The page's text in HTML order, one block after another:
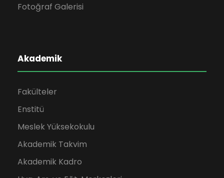
Fotoğraf Galerisi
Akademik
Fakülteler
Enstitü
Meslek Yüksekokulu
Akademik Takvim
Akademik Kadro